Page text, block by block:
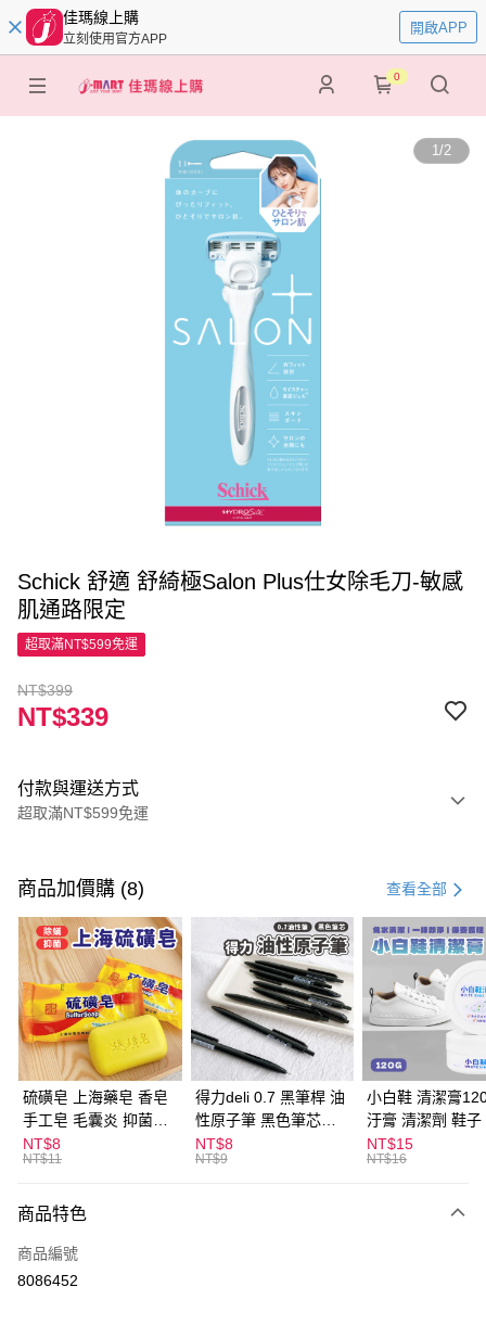
佳瑪線上購
立刻使用官方APP
開啟APP
0
1/2
Schick 舒適 舒綺極Salon Plus仕女除毛刀-敏感
肌通路限定
超取滿NT$599免運
NT$399
NT$339
付款與運送方式
超取滿NT$599免運
信用卡一次付款
超商取貨付款
LINE Pay
Apple Pay
街口支付
悠遊付
ATM付款
全家取貨付款
每筆NT$60，滿NT$599(含以上)免運費
付款後全家取貨
商品加價購 (8) 查看全部
硫磺皂 上海藥皂 香皂
手工皂 毛囊炎 抑菌除
蟎 清潔護膚 去油去痘
寵物皮膚病 狗狗貓咪
NT$8
NT$11
得力deli 0.7 黑筆桿 油
性原子筆 黑色筆芯
S304
NT$8
NT$9
小白鞋 清潔膏
汙膏 清潔劑 鞋子
漬 白皮鞋 鞋油
NT$15
NT$16
商品特色
商品編號
8086452